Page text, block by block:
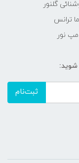
گلنور
ترانس
نور
شوید:
ثبت‌نام